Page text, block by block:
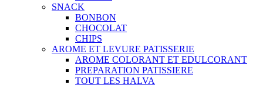
SNACK
BONBON
CHOCOLAT
CHIPS
AROME ET LEVURE PATISSERIE
AROME COLORANT ET EDULCORANT
PREPARATION PATISSIERE
TOUT LES HALVA